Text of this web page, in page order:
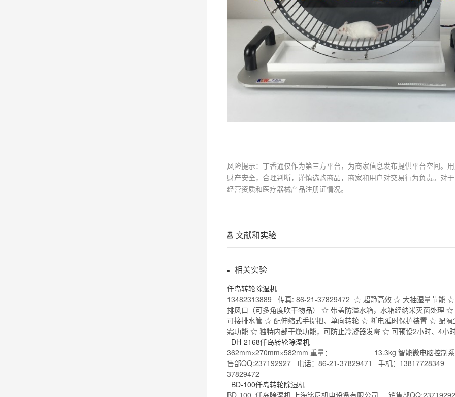
风险提示：丁香通仅作为第三方平台，为商家信息发布提供平台空间。
财产安全，合理判断，谨慎选购商品，商家和用户对交易行为负责。对
经营资质和医疗器械产品注册证情况。
文献和实验
相关实验
仟岛转轮除湿机
13482313889 传真: 86-21-37829472 ☆ 超静高效 ☆ 大抽湿量节能 ☆
排风口（可多角度吹干物品） ☆ 带盖防溢水箱，水箱经纳米灭菌处理
可接排水管 ☆ 配伸缩式手提把、单向转轮 ☆ 断电延时保护装置 ☆ 配隔
霜功能 ☆ 独特内部干燥功能，可防止冷凝器发霉 ☆ 可预设2小时、4小
DH-2168仟岛转轮除湿机
362mm×270mm×582mm 重量： 13.3kg 智能微电脑控制
售部QQ:237192927 电话：86-21-37829471 手机：13817728349
37829472
BD-100仟岛转轮除湿机